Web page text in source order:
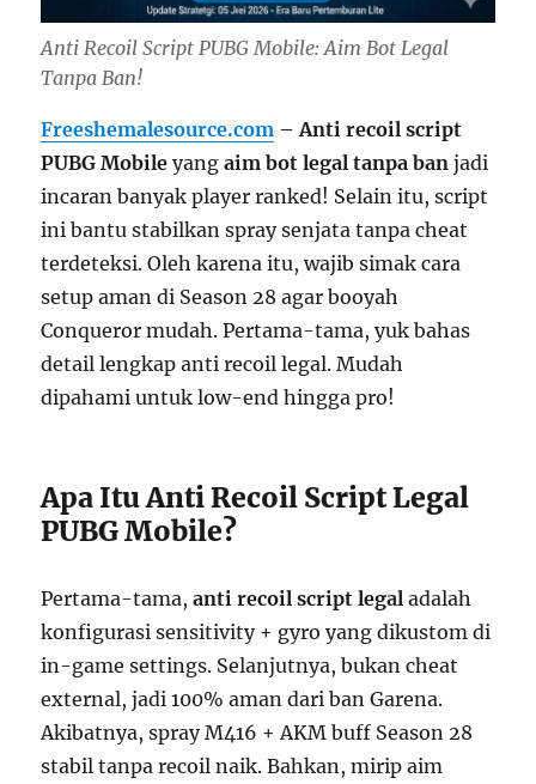
Anti Recoil Script PUBG Mobile: Aim Bot Legal
Tanpa Ban!
Freeshemalesource.com – Anti recoil script
PUBG Mobile yangaim bot legal tanpa ban jadi
incaran banyak player ranked! Selain itu, script
ini bantu stabilkan spray senjata tanpa cheat
terdeteksi. Oleh karena itu, wajib simak cara
setup aman di Season 28 agar booyah
Conqueror mudah. Pertama-tama, yuk bahas
detail lengkap anti recoil legal. Mudah
dipahami untuk low-end hingga pro!
Apa Itu Anti Recoil Script Legal
PUBG Mobile?
Pertama-tama,anti recoil script legal adalah
konfigurasi sensitivity + gyro yang dikustom di
in-game settings. Selanjutnya, bukan cheat
external, jadi 100% aman dari ban Garena.
Akibatnya, spray M416 + AKM buff Season 28
stabil tanpa recoil naik. Bahkan, mirip aim